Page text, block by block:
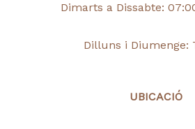
Dimarts a Dissabte:
Dilluns i Diumenge:
UBICACIÓ